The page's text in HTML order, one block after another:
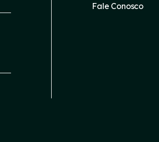
Fale Conosco